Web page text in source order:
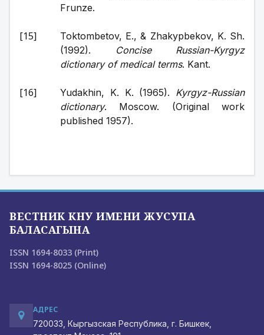
Frunze.
Toktombetov, E., & Zhakypbekov, K. Sh.
(1992).
Concise Russian-Kyrgyz
dictionary of medical terms. Kant.
Yudakhin, K. K. (1965). Kyrgyz-Russian
dictionary. Moscow. (Original work
published 1957).
ВЕСТНИК КНУ ИМЕНИ ЖУСУПА
БАЛАСАГЫНА
ISSN 1694-8033 (Print)
ISSN 1694-8025 (Online)
АДРЕС
720033, Кыргызская Республика, г. Бишкек,